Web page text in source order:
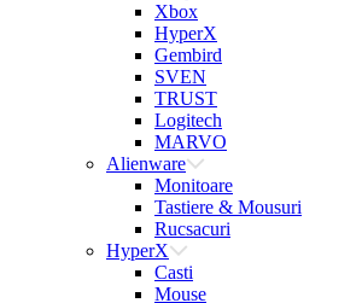
Xbox
HyperX
Gembird
SVEN
TRUST
Logitech
MARVO
Alienware
Monitoare
Tastiere & Mousuri
Rucsacuri
HyperX
Casti
Mouse